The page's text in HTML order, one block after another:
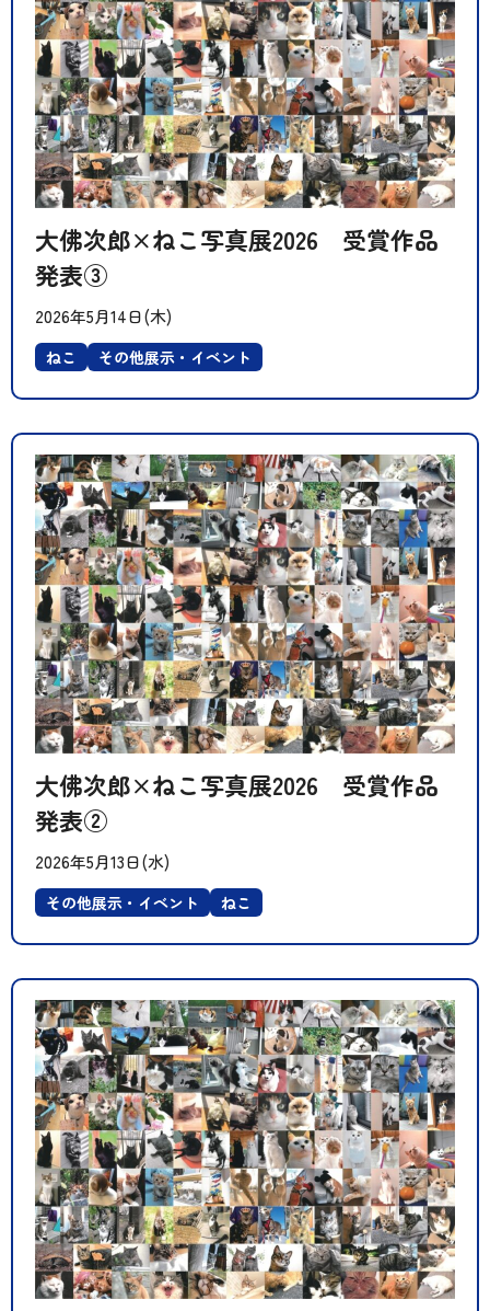
大佛次郎×ねこ写真展2026 受賞作品
発表③
2026年5月14日(木)
ねこ その他展示・イベント
大佛次郎×ねこ写真展2026 受賞作品
発表②
2026年5月13日(水)
その他展示・イベント ねこ